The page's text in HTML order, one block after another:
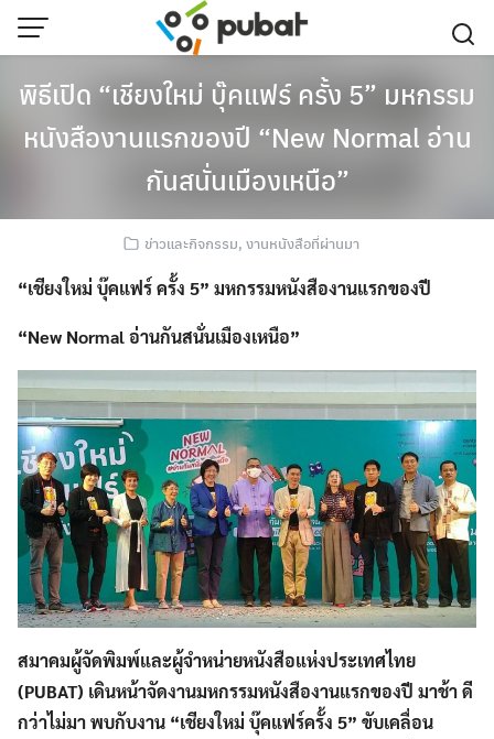
Skip
พิธีเปิด “เชียงใหม่ บุ๊คแฟร์ ครั้ง 5” มหกรรม
หนังสืองานแรกของปี “New Normal อ่าน
กันสนั่นเมืองเหนือ”
ข่าวและกิจกรรม, งานหนังสือที่ผ่านมา
“เชียงใหม่ บุ๊คแฟร์ ครั้ง 5” มหกรรมหนังสืองานแรกของปี
“New Normal อ่านกันสนั่นเมืองเหนือ”
สมาคมผู้จัดพิมพ์และผู้จำหน่ายหนังสือแห่งประเทศไทย
(PUBAT) เดินหน้าจัดงานมหกรรมหนังสืองานแรกของปี มาช้า ดี
กว่าไม่มา พบกับงาน “เชียงใหม่ บุ๊คแฟร์ครั้ง 5” ขับเคลื่อน